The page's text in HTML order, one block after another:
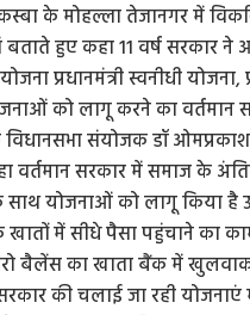
के मोहल्ला तेजानगर में
बताते हुए कहा 11 वर्ष
प्रधानमंत्री स्वनीधी
को लागू करने का वर्तमान
के विधानसभा संयोजक डॉ
वर्तमान सरकार में समाज के
योजनाओं को लागू किया है
खातों में सीधे पैसा पहुंचाने का
बैलेंस का खाता बैंक में
की चलाई जा रही योजनाएं